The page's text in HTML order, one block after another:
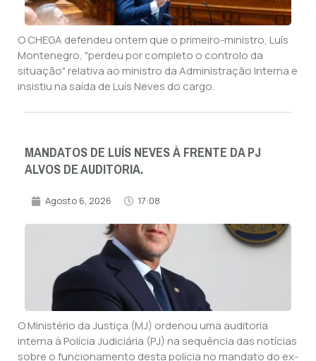
O CHEGA defendeu ontem que o primeiro-ministro, Luís
Montenegro, "perdeu por completo o controlo da
situação" relativa ao ministro da Administração Interna e
insistiu na saída de Luís Neves do cargo.
MANDATOS DE LUÍS NEVES À FRENTE DA PJ
ALVOS DE AUDITORIA.
Agosto 6, 2026 17:08
O Ministério da Justiça (MJ) ordenou uma auditoria
interna à Polícia Judiciária (PJ) na sequência das notícias
sobre o funcionamento desta polícia no mandato do ex-